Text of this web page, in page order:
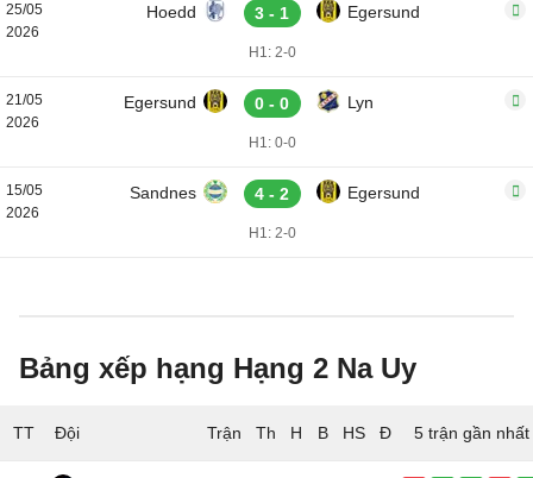
25/05
2026
Hoedd 3 - 1 Egersund
H1: 2-0
21/05
2026
Egersund 0 - 0 Lyn
H1: 0-0
15/05
2026
Sandnes 4 - 2 Egersund
H1: 2-0
Bảng xếp hạng Hạng 2 Na Uy
TT Đội 5 trận gần nhất